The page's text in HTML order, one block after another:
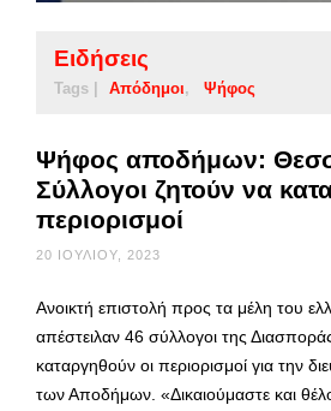
Ειδήσεις
Tags | Απόδημοι Ψήφος
Ψήφος αποδήμων:
Σύλλογοι ζητούν να
περιορισμοί
20 ΙΟΥΛΊΟΥ, 2023
Ανοικτή επιστολή προς τα μέλη του
απέστειλαν 46 σύλλογοι της
καταργηθούν οι περιορισμοί για την
των Αποδήμων. «Δικαιούμαστε και